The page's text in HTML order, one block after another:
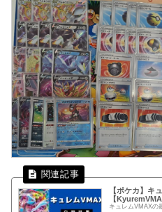
【ポケカ】キ
【
キュレムVMAXの